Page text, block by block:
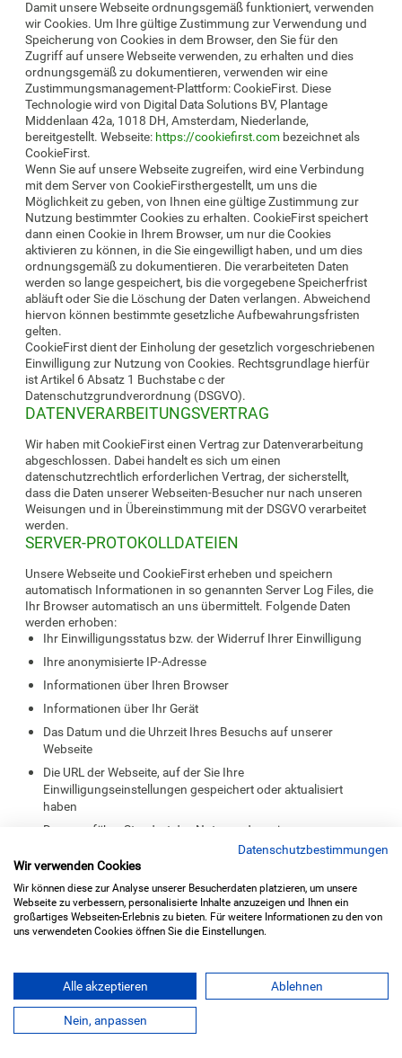
Damit unsere Webseite ordnungsgemäß funktioniert, verwenden
wir Cookies. Um Ihre gültige Zustimmung zur Verwendung und
Speicherung von Cookies in dem Browser, den Sie für den
Zugriff auf unsere Webseite verwenden, zu erhalten und dies
ordnungsgemäß zu dokumentieren, verwenden wir eine
Zustimmungsmanagement-Plattform: CookieFirst. Diese
Technologie wird von Digital Data Solutions BV, Plantage
Middenlaan 42a, 1018 DH, Amsterdam, Niederlande,
bereitgestellt. Webseite: https://cookiefirst.com bezeichnet als
CookieFirst.
Wenn Sie auf unsere Webseite zugreifen, wird eine Verbindung
mit dem Server von CookieFirsthergestellt, um uns die
Möglichkeit zu geben, von Ihnen eine gültige Zustimmung zur
Nutzung bestimmter Cookies zu erhalten. CookieFirst speichert
dann einen Cookie in Ihrem Browser, um nur die Cookies
aktivieren zu können, in die Sie eingewilligt haben, und um dies
ordnungsgemäß zu dokumentieren. Die verarbeiteten Daten
werden so lange gespeichert, bis die vorgegebene Speicherfrist
abläuft oder Sie die Löschung der Daten verlangen. Abweichend
hiervon können bestimmte gesetzliche Aufbewahrungsfristen
gelten.
CookieFirst dient der Einholung der gesetzlich vorgeschriebenen
Einwilligung zur Nutzung von Cookies. Rechtsgrundlage hierfür
ist Artikel 6 Absatz 1 Buchstabe c der
Datenschutzgrundverordnung (DSGVO).
DATENVERARBEITUNGSVERTRAG
Wir haben mit CookieFirst einen Vertrag zur Datenverarbeitung
abgeschlossen. Dabei handelt es sich um einen
datenschutzrechtlich erforderlichen Vertrag, der sicherstellt,
dass die Daten unserer Webseiten-Besucher nur nach unseren
Weisungen und in Übereinstimmung mit der DSGVO verarbeitet
werden.
SERVER-PROTOKOLLDATEIEN
Unsere Webseite und CookieFirst erheben und speichern
automatisch Informationen in so genannten Server Log Files, die
Ihr Browser automatisch an uns übermittelt. Folgende Daten
werden erhoben:
Ihr Einwilligungsstatus bzw. der Widerruf Ihrer Einwilligung
Ihre anonymisierte IP-Adresse
Informationen über Ihren Browser
Informationen über Ihr Gerät
Das Datum und die Uhrzeit Ihres Besuchs auf unserer
Webseite
Die URL der Webseite, auf der Sie Ihre
Einwilligungseinstellungen gespeichert oder aktualisiert
haben
Der ungefähre Standort des Nutzers, der seine
Einwilligungspräferenzen gespeichert hat
Ein universell eindeutiger Bezeichner (UUID) des Webseiten-
Besuchers, der das Banner Cookie angeklickt hat
Aktualisiert:21.7.2026, 04:11
WAS SIND COOKIES?
Cookies und ähnliche Technologien sind sehr kleine
Datenschutzbestimmungen
Wir verwenden Cookies
Wir können diese zur Analyse unserer Besucherdaten platzieren, um unsere
Webseite zu verbessern, personalisierte Inhalte anzuzeigen und Ihnen ein
großartiges Webseiten-Erlebnis zu bieten. Für weitere Informationen zu den von
uns verwendeten Cookies öffnen Sie die Einstellungen.
Alle akzeptieren Ablehnen
Nein, anpassen